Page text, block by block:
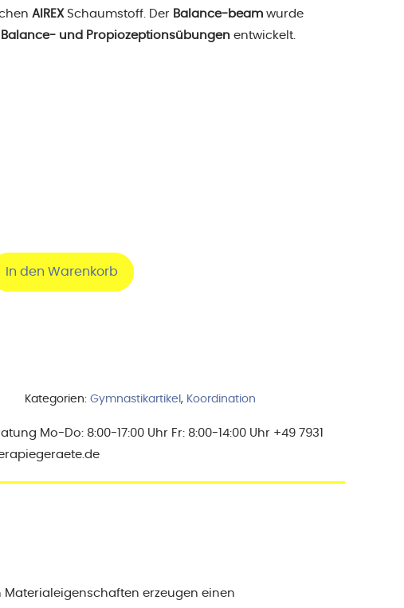
AIREXSchaumstoff. Der Balance-beam wurde
Balance- und Propiozeptionsübungen entwickelt.
In den Warenkorb
Kategorien: Gymnastikartikel , Koordination
Mo-Do: 8:00-17:00 Uhr Fr: 8:00-14:00 Uhr +49 7931
Materialeigenschaften erzeugen einen